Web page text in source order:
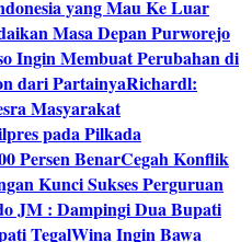
yang Mau Ke Luar
Masa Depan Purworejo
Ingin Membuat Perubahan di
dari PartainyaRichardl:
Masyarakat
pada Pilkada
Persen BenarCegah Konflik
Kunci Sukses Perguruan
JM : Dampingi Dua Bupati
TegalWina Ingin Bawa